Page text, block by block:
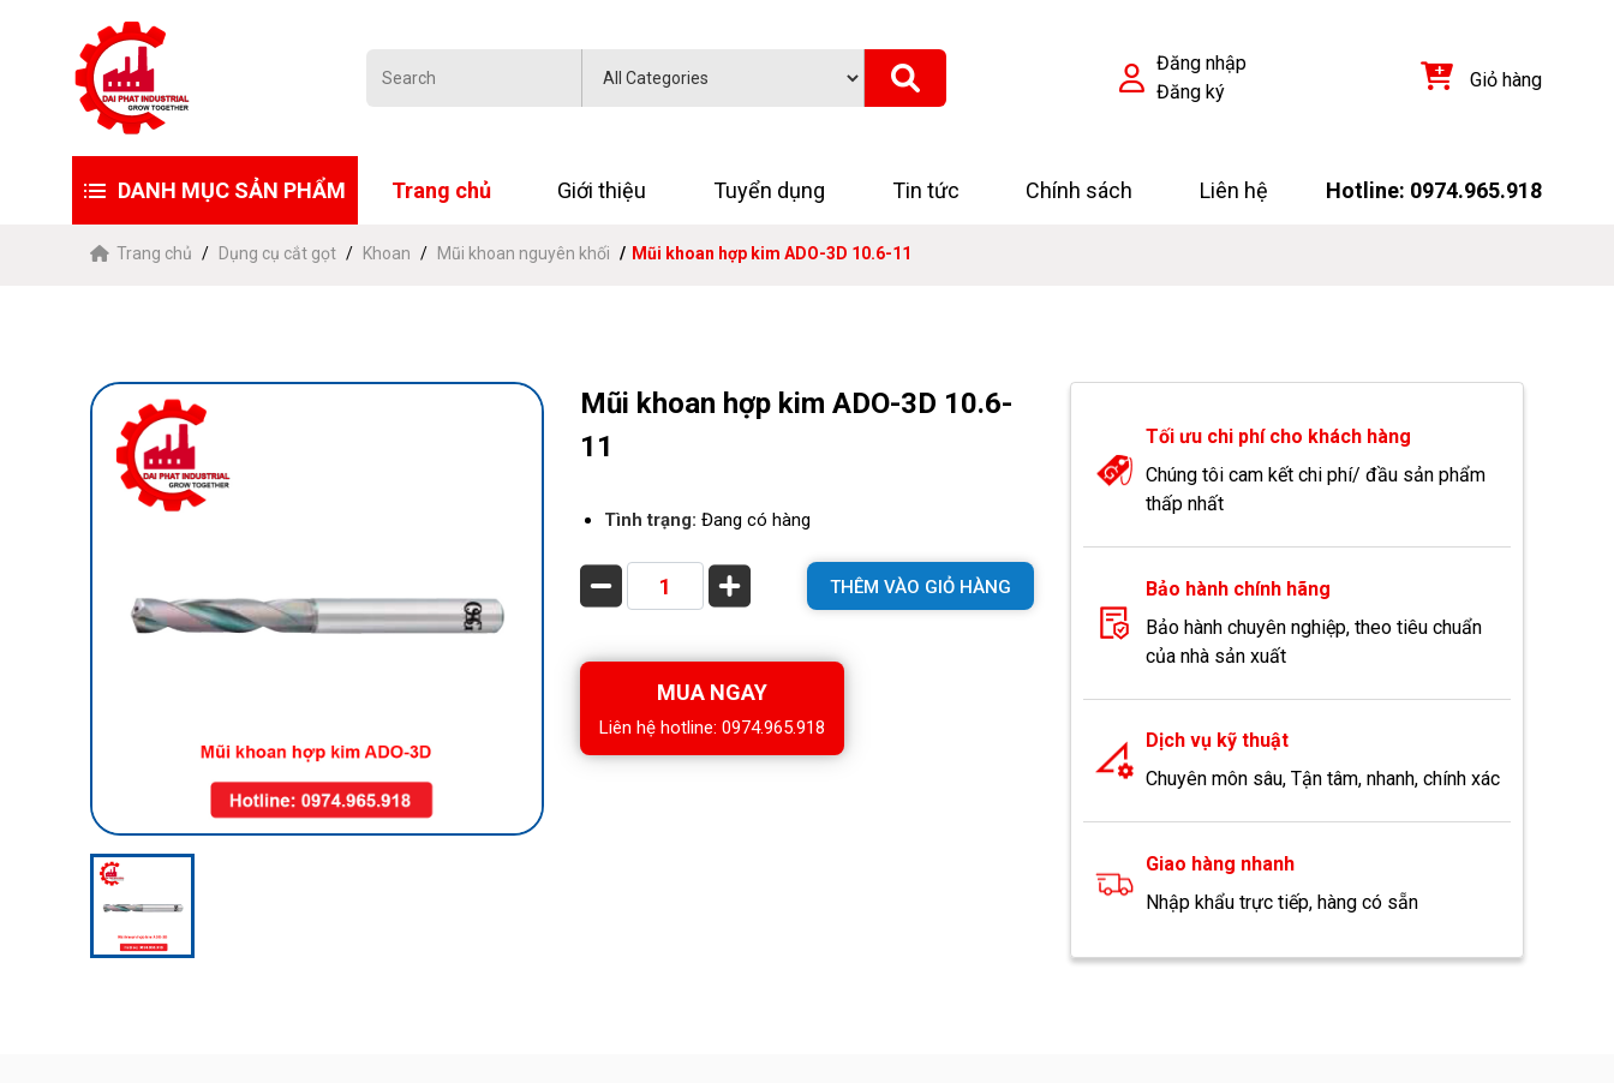
Đăng nhập
Đăng ký
Giỏ hàng
DANH MỤC SẢN PHẨM Trang chủ Giới thiệu Tuyển dụng Tin tức Chính sách Liên hệ Hotline: 0974.965.918
Trang chủ Dụng cụ cắt gọt Khoan Mũi khoan nguyên khối Mũi khoan hợp kim ADO-3D 10.6-11
Mũi khoan hợp kim ADO-3D 10.6-
11
Tình trạng: Đang có hàng
THÊM VÀO GIỎ HÀNG
MUA NGAY
Liên hệ hotline: 0974.965.918
Tối ưu chi phí cho khách hàng
Chúng tôi cam kết chi phí/ đầu sản phẩm
thấp nhất
Bảo hành chính hãng
Bảo hành chuyên nghiệp, theo tiêu chuẩn
của nhà sản xuất
Dịch vụ kỹ thuật
Chuyên môn sâu, Tận tâm, nhanh, chính xác
Giao hàng nhanh
Nhập khẩu trực tiếp, hàng có sẵn